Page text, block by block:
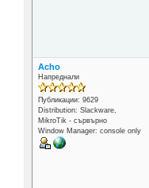
Acho
Напреднали
Публикации: 9629
Distribution: Slackware,
MikroTik - сървърно
Window Manager: console only